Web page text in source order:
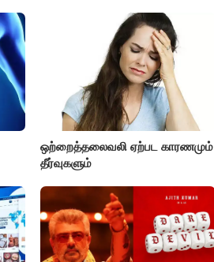
ஒப்படைப்பதில் கவனம் தேவை..!
ஒற்றைத்தலைவலி ஏற்பட காரணமும்
தீர்வுகளும்